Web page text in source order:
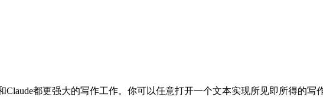
Claude都更强大的写作工作。你可以任意打开一个文本实现所见即所得的写